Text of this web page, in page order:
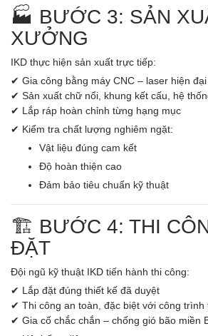
🏭 BƯỚC 3: SẢN
XƯỞNG
IKD thực hiện sản xuất trực tiếp:
✔ Gia công bằng máy CNC – laser hiện đại
✔ Sản xuất chữ nổi, khung kết cấu, hệ
✔ Lắp ráp hoàn chỉnh từng hạng mục
✔ Kiểm tra chất lượng nghiêm ngặt:
Vật liệu đúng cam kết
Độ hoàn thiện cao
Đảm bảo tiêu chuẩn kỹ thuật
🏗️ BƯỚC 4: THI
ĐẶT
Đội ngũ kỹ thuật IKD tiến hành thi công:
✔ Lắp đặt đúng thiết kế đã duyệt
✔ Thi công an toàn, đặc biệt với công trình
✔ Gia cố chắc chắn – chống gió bão miền